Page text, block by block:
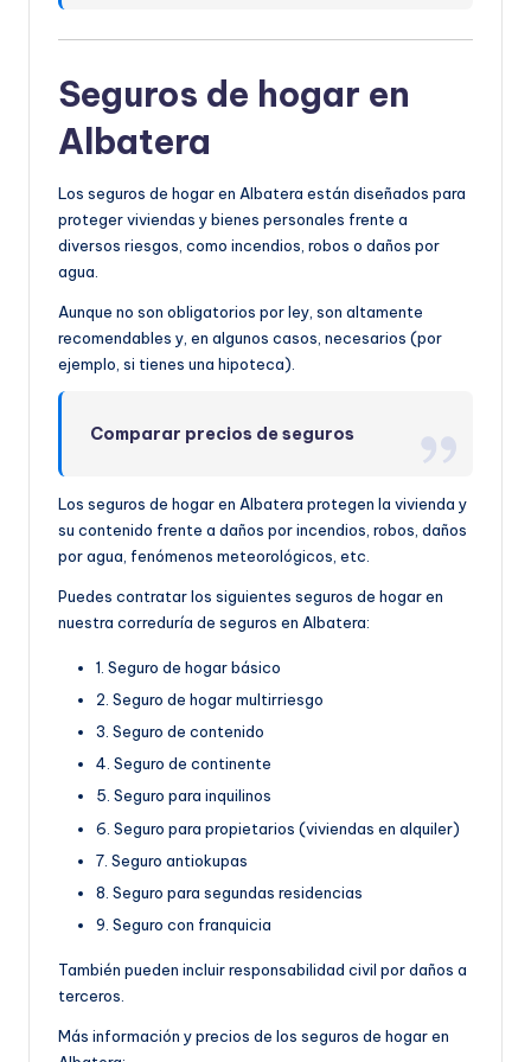
Seguros de hogar en
Albatera
Los seguros de hogar en Albatera están diseñados para
proteger viviendas y bienes personales frente a
diversos riesgos, como incendios, robos o daños por
agua.
Aunque no son obligatorios por ley, son altamente
recomendables y, en algunos casos, necesarios (por
ejemplo, si tienes una hipoteca).
Comparar precios de seguros
Los seguros de hogar en Albatera protegen la vivienda y
su contenido frente a daños por incendios, robos, daños
por agua, fenómenos meteorológicos, etc.
Puedes contratar los siguientes seguros de hogar en
nuestra correduría de seguros en Albatera:
1. Seguro de hogar básico
2. Seguro de hogar multirriesgo
3. Seguro de contenido
4. Seguro de continente
5. Seguro para inquilinos
6. Seguro para propietarios (viviendas en alquiler)
7. Seguro antiokupas
8. Seguro para segundas residencias
9. Seguro con franquicia
También pueden incluir responsabilidad civil por daños a
terceros.
Más información y precios de los seguros de hogar en